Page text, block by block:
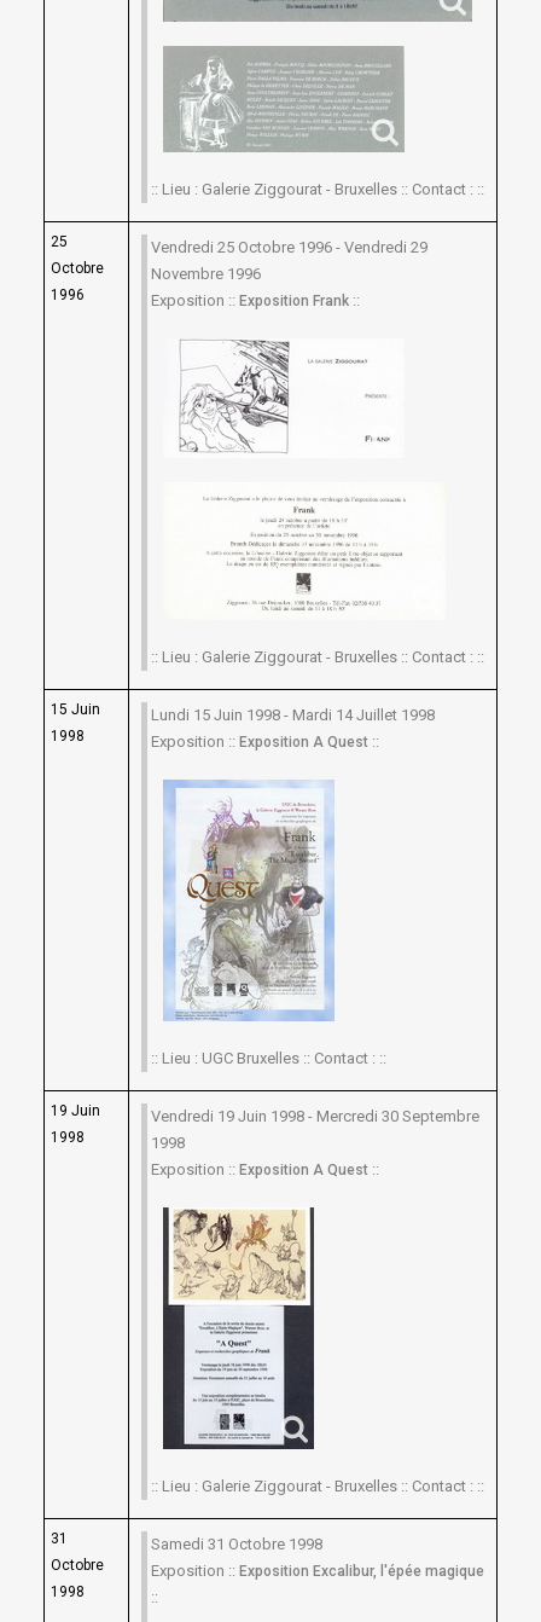
:: Lieu : Galerie Ziggourat - Bruxelles :: Contact : ::
25
Octobre
1996
Vendredi 25 Octobre 1996 - Vendredi 29
Novembre 1996
Exposition :: Exposition Frank ::
:: Lieu : Galerie Ziggourat - Bruxelles :: Contact : ::
15 Juin
1998
Lundi 15 Juin 1998 - Mardi 14 Juillet 1998
Exposition :: Exposition A Quest ::
:: Lieu : UGC Bruxelles :: Contact : ::
19 Juin
1998
Vendredi 19 Juin 1998 - Mercredi 30 Septembre
1998
Exposition :: Exposition A Quest ::
:: Lieu : Galerie Ziggourat - Bruxelles :: Contact : ::
31
Octobre
1998
Samedi 31 Octobre 1998
Exposition :: Exposition Excalibur, l'épée magique
::